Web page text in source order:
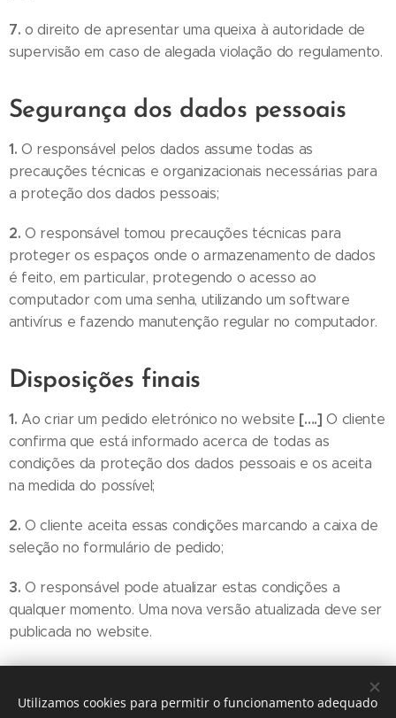
7.o direito de apresentar uma queixa à autoridade de
supervisão em caso de alegada violação do regulamento.
Segurança dos dados pessoais
1.O responsável pelos dados assume todas as
precauções técnicas e organizacionais necessárias para
a proteção dos dados pessoais;
2.O responsável tomou precauções técnicas para
proteger os espaços onde o armazenamento de dados
é feito, em particular, protegendo o acesso ao
computador com uma senha, utilizando um software
antivírus e fazendo manutenção regular no computador.
Disposições finais
1.Ao criar um pedido eletrónico no website [….] O cliente
confirma que está informado acerca de todas as
condições da proteção dos dados pessoais e os aceita
na medida do possível;
2.O cliente aceita essas condições marcando a caixa de
seleção no formulário de pedido;
3.O responsável pode atualizar estas condições a
qualquer momento. Uma nova versão atualizada deve ser
publicada no website.
Estas Regras entram em vigor a[Data]
Utilizamos cookies para permitir o funcionamento adequado